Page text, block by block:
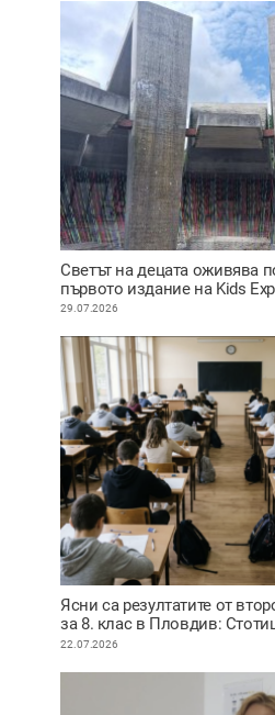
Светът на децата оживява
първото издание на Kids
29.07.2026
Ясни са резултатите от
за 8. клас в Пловдив:
сбъднаха мечтата си за по-
22.07.2026